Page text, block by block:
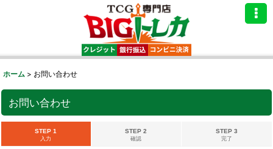
ホーム > お問い合わせ
お問い合わせ
STEP 1
入力
STEP 2
確認
STEP 3
完了